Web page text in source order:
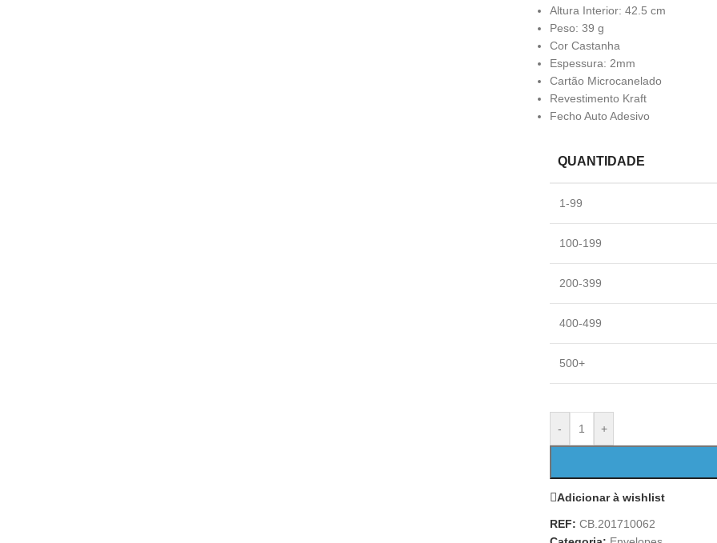
Altura Interior: 42.5 cm
Peso: 39 g
Cor Castanha
Espessura: 2mm
Cartão Microcanelado
Revestimento Kraft
Fecho Auto Adesivo
QUANTIDADE
1-99
100-199
200-399
400-499
500+
- +
Adicionar à wishlist
REF: CB.201710062